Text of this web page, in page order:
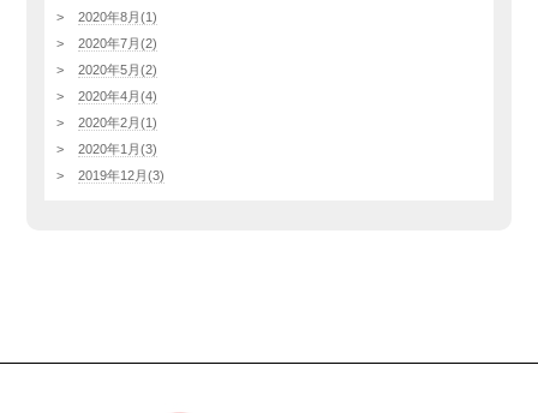
2020年8月(1)
2020年7月(2)
2020年5月(2)
2020年4月(4)
2020年2月(1)
2020年1月(3)
2019年12月(3)